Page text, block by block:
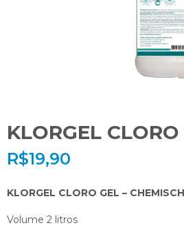
KLORGEL
R$19,90
KLORGEL CLORO GEL – CHEMISCH
Volume 2 litros